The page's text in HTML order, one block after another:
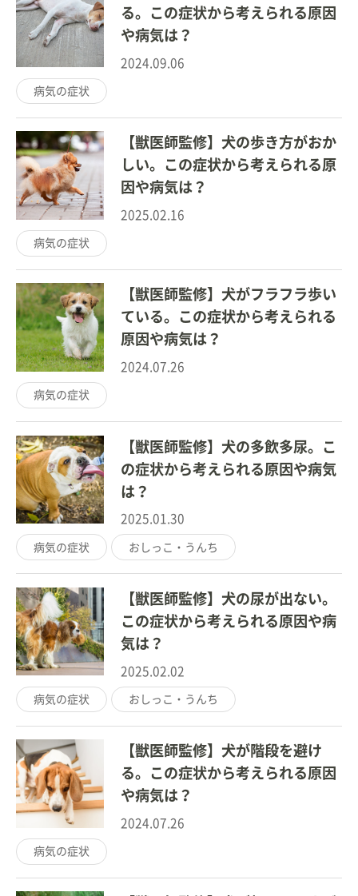
る。この症状から考えられる原因
や病気は？
2024.09.06
病気の症状
【獣医師監修】犬の歩き方がおか
しい。この症状から考えられる原
因や病気は？
2025.02.16
病気の症状
【獣医師監修】犬がフラフラ歩い
ている。この症状から考えられる
原因や病気は？
2024.07.26
病気の症状
【獣医師監修】犬の多飲多尿。こ
の症状から考えられる原因や病気
は？
2025.01.30
病気の症状 おしっこ・うんち
【獣医師監修】犬の尿が出ない。
この症状から考えられる原因や病
気は？
2025.02.02
病気の症状 おしっこ・うんち
【獣医師監修】犬が階段を避け
る。この症状から考えられる原因
や病気は？
2024.07.26
病気の症状